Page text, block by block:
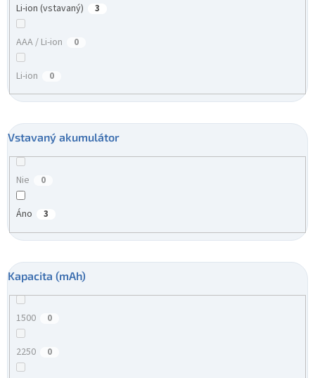
Li-ion (vstavaný) 3
AAA / Li-ion 0
Li-ion 0
Vstavaný akumulátor
Nie 0
Áno 3
Kapacita (mAh)
1500 0
2250 0